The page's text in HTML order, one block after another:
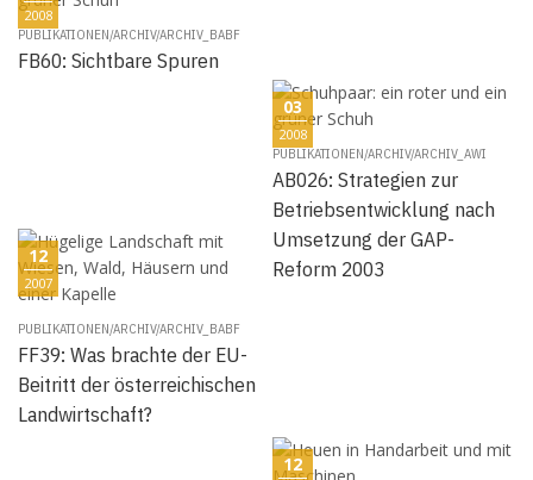
2008
PUBLIKATIONEN/ARCHIV/ARCHIV_BABF
FB60: Sichtbare Spuren
03
2008
PUBLIKATIONEN/ARCHIV/ARCHIV_AWI
AB026: Strategien zur
Betriebsentwicklung nach
Umsetzung der GAP-
Reform 2003
12
2007
PUBLIKATIONEN/ARCHIV/ARCHIV_BABF
FF39: Was brachte der EU-
Beitritt der österreichischen
Landwirtschaft?
12